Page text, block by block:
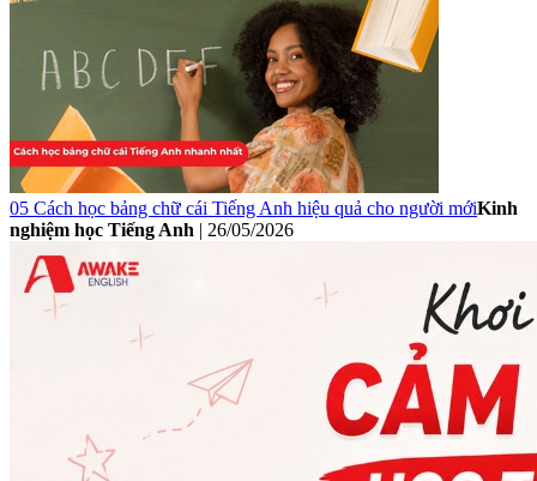
05 Cách học bảng chữ cái Tiếng Anh hiệu quả cho người mớiKinh
nghiệm học Tiếng Anh | 26/05/2026